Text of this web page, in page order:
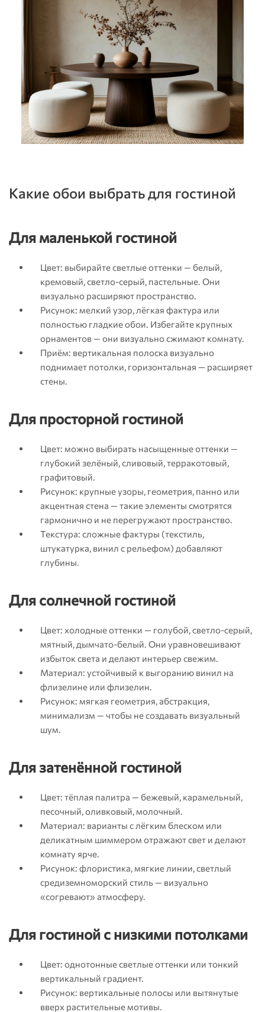
Какие обои выбрать для гостиной
Для маленькой гостиной
Цвет: выбирайте светлые оттенки — белый,
кремовый, светло-серый, пастельные. Они
визуально расширяют пространство.
Рисунок: мелкий узор, лёгкая фактура или
полностью гладкие обои. Избегайте крупных
орнаментов — они визуально сжимают комнату.
Приём: вертикальная полоска визуально
поднимает потолки, горизонтальная — расширяет
стены.
Для просторной гостиной
Цвет: можно выбирать насыщенные оттенки —
глубокий зелёный, сливовый, терракотовый,
графитовый.
Рисунок: крупные узоры, геометрия, панно или
акцентная стена — такие элементы смотрятся
гармонично и не перегружают пространство.
Текстура: сложные фактуры (текстиль,
штукатурка, винил с рельефом) добавляют
глубины.
Для солнечной гостиной
Цвет: холодные оттенки — голубой, светло-серый,
мятный, дымчато-белый. Они уравновешивают
избыток света и делают интерьер свежим.
Материал: устойчивый к выгоранию винил на
флизелине или флизелин.
Рисунок: мягкая геометрия, абстракция,
минимализм — чтобы не создавать визуальный
шум.
Для затенённой гостиной
Цвет: тёплая палитра — бежевый, карамельный,
песочный, оливковый, молочный.
Материал: варианты с лёгким блеском или
деликатным шиммером отражают свет и делают
комнату ярче.
Рисунок: флористика, мягкие линии, светлый
средиземноморский стиль — визуально
«согревают» атмосферу.
Для гостиной с низкими потолками
Цвет: однотонные светлые оттенки или тонкий
вертикальный градиент.
Рисунок: вертикальные полосы или вытянутые
вверх растительные мотивы.